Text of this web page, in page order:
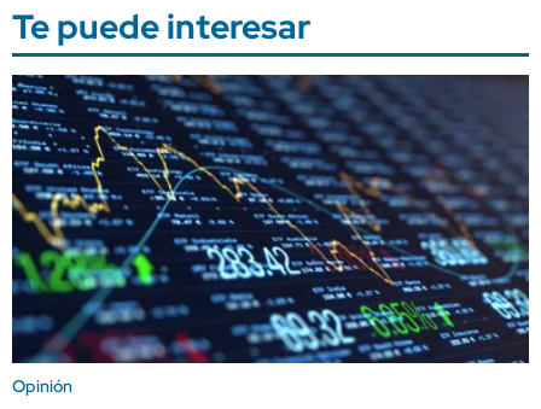
Te puede interesar
Opinión